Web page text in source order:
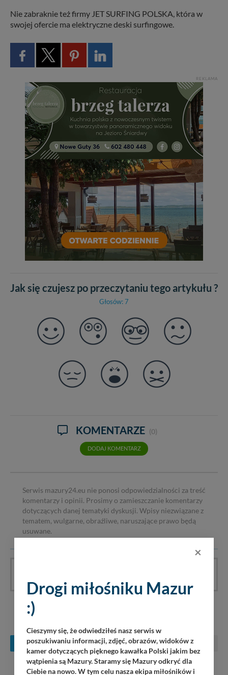
Nie zabraknie też firmy JET SURFING POLSKA, która w
swojej ofercie ma elektryczne deski surfingowe.
REKLAMA
Jak się czujesz po przeczytaniu tego artykułu ?
Głosów: 7
KOMENTARZE (0)
DODAJ KOMENTARZ
Serwis mazury24.eu nie ponosi odpowiedzialności za treść
komentarzy i opinii. Prosimy o zamieszczanie komentarzy
dotyczących danej tematyki dyskusji. Wpisy niezwiązane z
tematem, wulgarne, obraźliwe, naruszające prawo będą
usuwane.
SIERPIEŃ WRZESIEŃ PAŹDZIERNIK
PN WT ŚR CZ PT SO
×
Drogi miłośniku Mazur
:)
Cieszymy się, że odwiedziłeś nasz serwis w
poszukiwaniu informacji, zdjęć, obrazów, widoków z
kamer dotyczących pięknego kawałka Polski jakim bez
wątpienia są Mazury. Staramy się Mazury odkryć dla
Ciebie na nowo. W tym celu nasza ekipa miłośników i